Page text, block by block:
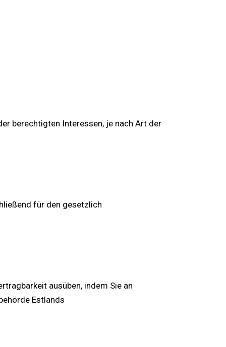
berechtigten Interessen, je nach Art der
für den gesetzlich
ausüben, indem Sie an
Estlands